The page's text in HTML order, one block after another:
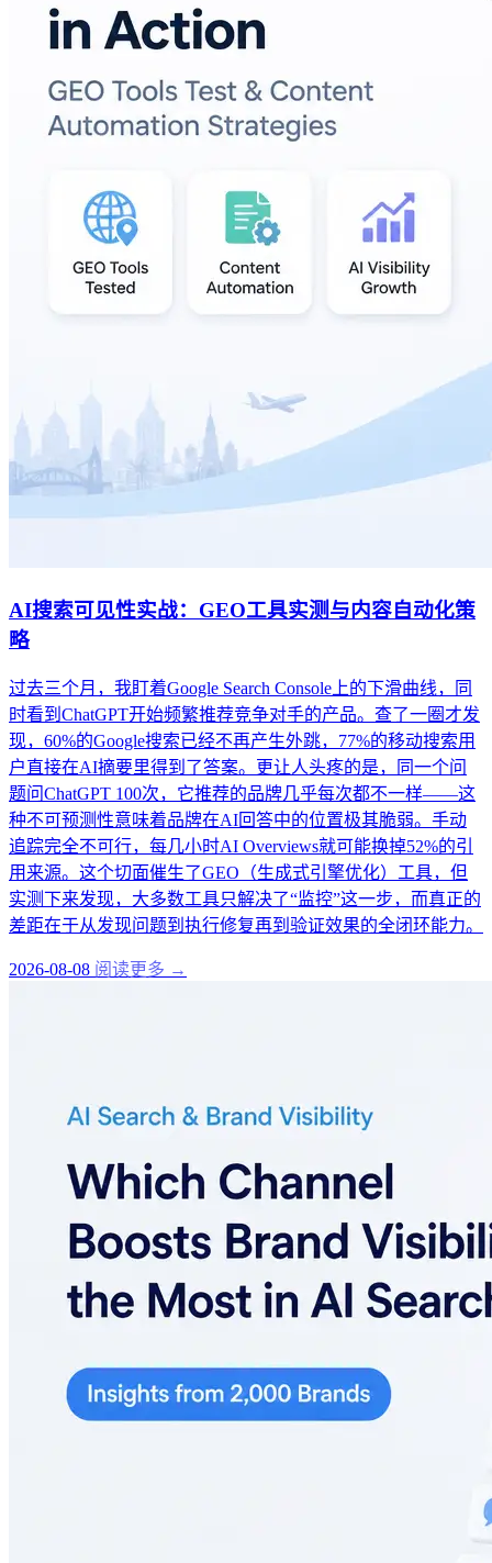
AI搜索可见性实战：GEO工具实测与内容自动化策
略
过去三个月，我盯着Google Search Console上的下滑曲线，同
时看到ChatGPT开始频繁推荐竞争对手的产品。查了一圈才发
现，60%的Google搜索已经不再产生外跳，77%的移动搜索用
户直接在AI摘要里得到了答案。更让人头疼的是，同一个问
题问ChatGPT 100次，它推荐的品牌几乎每次都不一样——这
种不可预测性意味着品牌在AI回答中的位置极其脆弱。手动
追踪完全不可行，每几小时AI Overviews就可能换掉52%的引
用来源。这个切面催生了GEO（生成式引擎优化）工具，但
实测下来发现，大多数工具只解决了“监控”这一步，而真正的
差距在于从发现问题到执行修复再到验证效果的全闭环能力。
2026-08-08 阅读更多 →